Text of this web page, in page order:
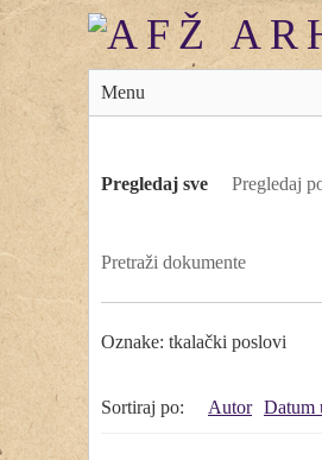
Menu
Pregledaj sve Pregledaj
Pretraži dokumente
Oznake: tkalački poslovi
Sortiraj po: Autor Datum